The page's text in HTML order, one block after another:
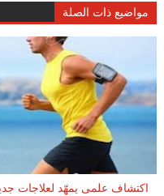
مواضيع ذات الصلة
اكتشاف علمى يمهّد لعلاجات